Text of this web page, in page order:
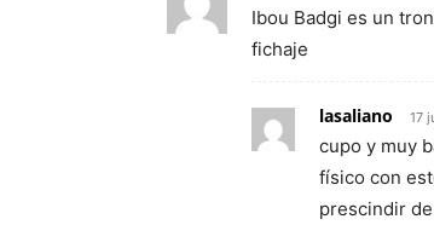
Ibou Badgi es un
fichaje
lasaliano 17
cupo y muy
físico con
prescindir